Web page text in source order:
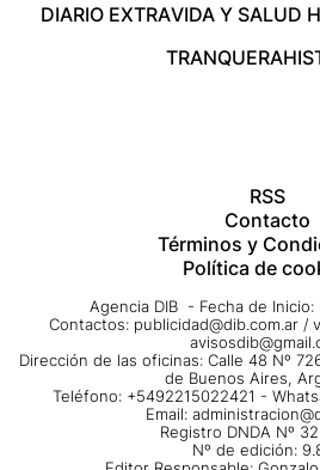
DIARIO EXTRAVIDA Y SALUD
TRANQUERA
RSS
Contacto
Términos y
Política de
Agencia DIB - Fecha de
Contactos: publicidad@dib.com.ar /
Dirección de las oficinas: Calle 48 Nº
de Buenos Aires,
Teléfono: +5492215022421 -
Email:
Registro DNDA Nº
Nº de edición: